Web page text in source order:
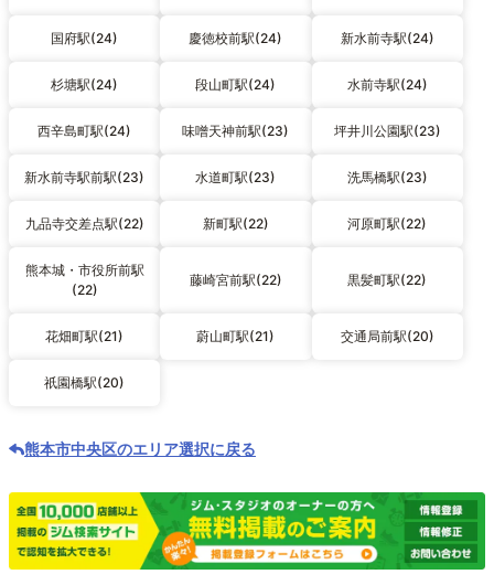
国府駅(24) 慶徳校前駅(24) 新水前寺駅(24)
杉塘駅(24) 段山町駅(24) 水前寺駅(24)
西辛島町駅(24) 味噌天神前駅(23) 坪井川公園駅(23)
新水前寺駅前駅(23) 水道町駅(23) 洗馬橋駅(23)
九品寺交差点駅(22) 新町駅(22) 河原町駅(22)
熊本城・市役所前駅
(22)
藤崎宮前駅(22) 黒髪町駅(22)
花畑町駅(21) 蔚山町駅(21) 交通局前駅(20)
祇園橋駅(20)
熊本市中央区のエリア選択に戻る